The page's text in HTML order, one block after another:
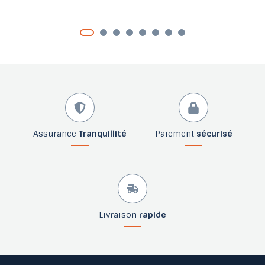
Assurance Tranquillité Paiement sécurisé
Livraison rapide